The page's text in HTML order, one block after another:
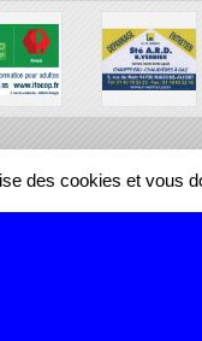
des cookies et vous